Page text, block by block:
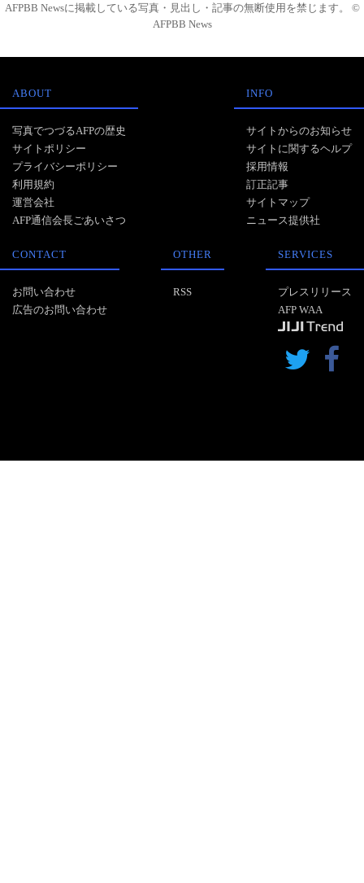
AFPBB Newsに掲載している写真・見出し・記事の無断使用を禁じます。 ©
AFPBB News
ABOUT
写真でつづるAFPの歴史
サイトポリシー
プライバシーポリシー
利用規約
運営会社
AFP通信会長ごあいさつ
INFO
サイトからのお知らせ
サイトに関するヘルプ
採用情報
訂正記事
サイトマップ
ニュース提供社
CONTACT
お問い合わせ
広告のお問い合わせ
OTHER
RSS
SERVICES
プレスリリース
AFP WAA